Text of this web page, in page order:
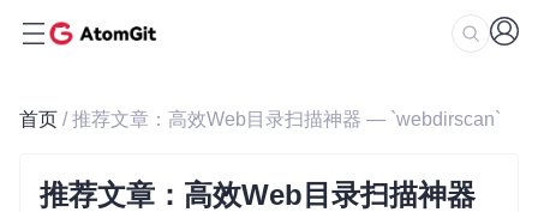
首页 / 推荐文章：高效Web目录扫描神器 — `webdirscan`
推荐文章：高效Web目录扫描神器